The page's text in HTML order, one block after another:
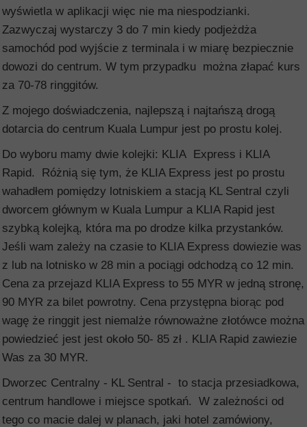
wyświetla w aplikacji więc nie ma niespodzianki.
Zazwyczaj wystarczy 3 do 7 min kiedy podjeżdża
samochód pod wyjście z terminala i w miarę bezpiecznie
dowozi do centrum. W tym przypadku można złapać kurs
za 70-78 ringgitów.
Z mojego doświadczenia, najlepszą i najtańszą drogą
dotarcia do centrum Kuala Lumpur jest po prostu kolej.
Do wyboru mamy dwie kolejki: KLIA Express i KLIA
Rapid. Różnią się tym, że KLIA Express jest po prostu
wahadłem pomiędzy lotniskiem a stacją KL Sentral czyli
dworcem głównym w Kuala Lumpur a KLIA Rapid jest
szybką kolejką, która ma po drodze kilka przystanków.
Jeśli wam zależy na czasie to KLIA Express dowiezie was
z lub na lotnisko w 28 min a pociągi odchodzą co 12 min.
Cena za przejazd KLIA Express to 55 MYR w jedną stronę,
90 MYR za bilet powrotny. Cena przystępna biorąc pod
wagę że ringgit jest niemalże równoważne złotówce można
powiedzieć jest jest około 50- 85 zł . KLIA Rapid zawiezie
Was za 30 MYR.
Dworzec Centralny - KL Sentral - to stacja przesiadkowa,
centrum handlowe i miejsce spotkań. W zależności od
tego co macie dalej w planach, jaki hotel zamówiony,